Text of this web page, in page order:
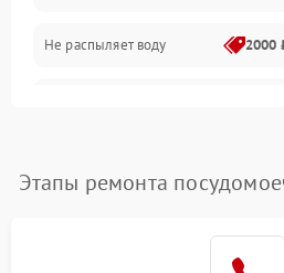
Программное обеспечение
Не распыляет воду 2000
воды
1800
Этапы ремонта